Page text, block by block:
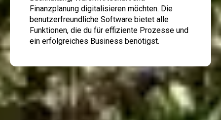
Finanzplanung digitalisieren möchten. Die
benutzerfreundliche Software bietet alle
Funktionen, die du für effiziente Prozesse und
ein erfolgreiches Business benötigst.